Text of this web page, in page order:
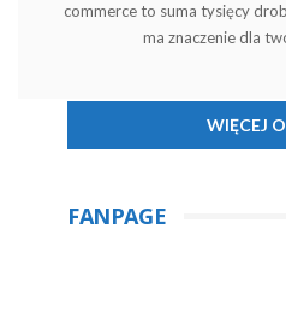
commerce to suma tysięcy
ma znaczenie dla
WIĘCEJ
FANPAGE